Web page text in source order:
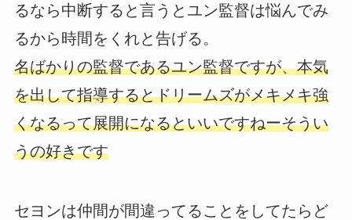
るなら中断すると言うとユン監督は悩んでみ
るから時間をくれと告げる。
名ばかりの監督であるユン監督ですが、本気
を出して指導するとドリームズがメキメキ強
くなるって展開になるといいですねーそうい
うの好きです
セヨンは仲間が間違ってることをしてたらど